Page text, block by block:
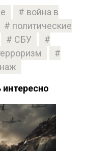
война в
политические
СБУ